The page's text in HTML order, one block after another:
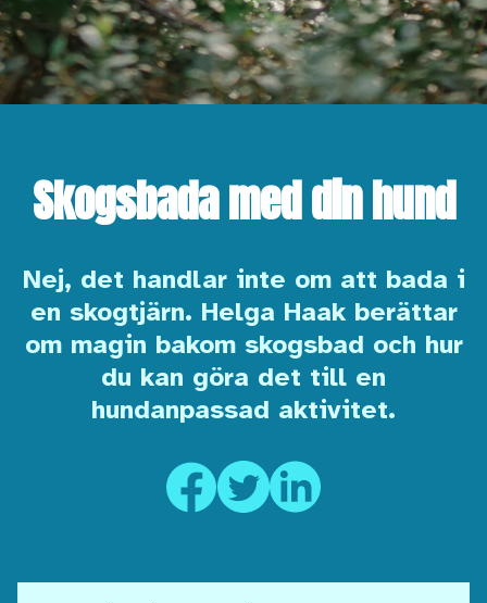
Skogsbada med din hund
Nej, det handlar inte om att bada i
en skogtjärn. Helga Haak berättar
om magin bakom skogsbad och hur
du kan göra det till en
hundanpassad aktivitet.